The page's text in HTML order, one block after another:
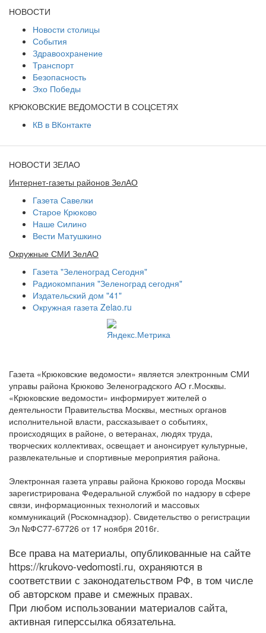
НОВОСТИ
Новости столицы
События
Здравоохранение
Транспорт
Безопасность
Эхо Победы
КРЮКОВСКИЕ ВЕДОМОСТИ В СОЦСЕТЯХ
КВ в ВКонтакте
НОВОСТИ ЗЕЛАО
Интернет-газеты районов ЗелАО
Газета Савелки
Старое Крюково
Наше Силино
Вести Матушкино
Окружные СМИ ЗелАО
Газета "Зеленоград Сегодня"
Радиокомпания "Зеленоград сегодня"
Издательский дом "41"
Окружная газета Zelao.ru
Газета «Крюковские ведомости» является электронным СМИ
управы района Крюково Зеленоградского АО г.Москвы.
«Крюковские ведомости» информирует жителей о
деятельности Правительства Москвы, местных органов
исполнительной власти, рассказывает о событиях,
происходящих в районе, о ветеранах, людях труда,
творческих коллективах, освещает и анонсирует культурные,
развлекательные и спортивные мероприятия района.
Электронная газета управы района Крюково города Москвы
зарегистрирована Федеральной службой по надзору в сфере
связи, информационных технологий и массовых
коммуникаций (Роскомнадзор). Свидетельство о регистрации
Эл №ФС77-67726 от 17 ноября 2016г.
Все права на материалы, опубликованные на сайте
https://krukovo-vedomosti.ru, охраняются в
соответствии с законодательством РФ, в том числе
об авторском праве и смежных правах.
При любом использовании материалов сайта,
активная гиперссылка обязательна.